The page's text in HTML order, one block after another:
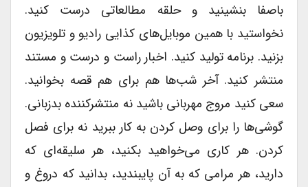
باصفا بنشینید و حلقه مطالعاتی درست کنید.
نخواستید با همین موبایل‌های کذایی رادیو و تلویزیون
بزنید. برنامه تولید کنید. اخبار راست و درست و مستند
منتشر کنید. آخر شب‌ها هم برای هم قصه بخوانید.
سعی کنید مروج مهربانی باشید نه منتشر‌کننده بدزبانی.
گوشی‌ها را برای وصل کردن به کار ببرید نه برای فصل
کردن. هر کاری می‌خواهید بکنید، هر سلیقه‌ای که
دارید، هر مرامی که به آن پایبندید، بدانید که دروغ و